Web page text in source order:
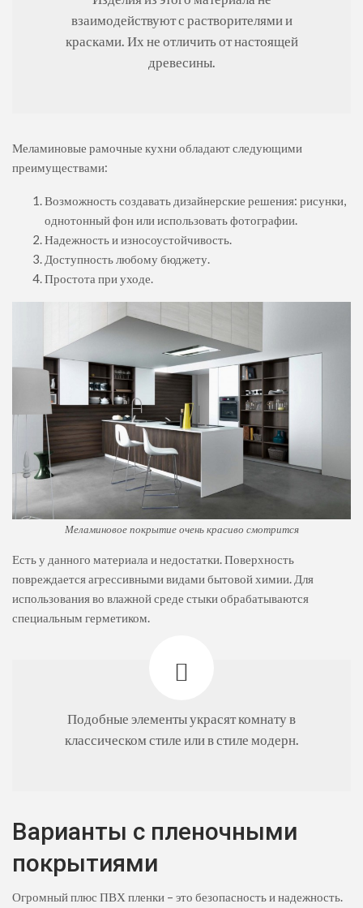
взаимодействуют с растворителями и
красками. Их не отличить от настоящей
древесины.
Меламиновые рамочные кухни обладают следующими
преимуществами:
Возможность создавать дизайнерские решения: рисунки,
однотонный фон или использовать фотографии.
Надежность и износоустойчивость.
Доступность любому бюджету.
Простота при уходе.
Меламиновое покрытие очень красиво смотрится
Есть у данного материала и недостатки. Поверхность
повреждается агрессивными видами бытовой химии. Для
использования во влажной среде стыки обрабатываются
специальным герметиком.
Подобные элементы украсят комнату в
классическом стиле или в стиле модерн.
Варианты с пленочными
покрытиями
Огромный плюс ПВХ пленки – это безопасность и надежность.